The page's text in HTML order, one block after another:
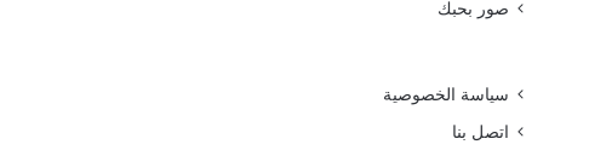
صور بحبك
سياسة الخصوصية
اتصل بنا